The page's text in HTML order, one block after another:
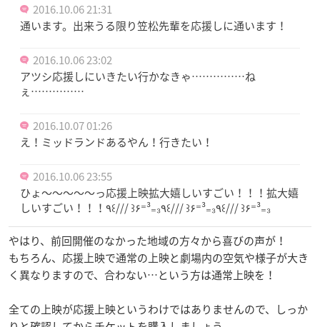
2016.10.06 21:31
通います。出来うる限り笠松先輩を応援しに通います！
2016.10.06 23:02
アツシ応援しにいきたい行かなきゃ……………ね
ぇ……………
2016.10.07 01:26
え！ミッドランドあるやん！行きたい！
2016.10.06 23:55
ひょ〜〜〜〜〜っ応援上映拡大嬉しいすごい！！！拡大嬉
しいすごい！！！٩꒰/// ꒱۶⁼³₌₃٩꒰/// ꒱۶⁼³₌₃٩꒰/// ꒱۶⁼³₌₃
やはり、前回開催のなかった地域の方々から喜びの声が！
もちろん、応援上映で通常の上映と劇場内の空気や様子が大き
く異なりますので、合わない…という方は通常上映を！
全ての上映が応援上映というわけではありませんので、しっか